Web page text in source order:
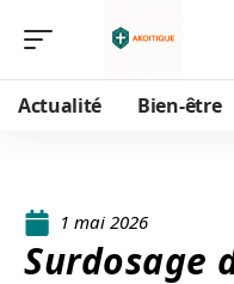
Actualité Bien-être
1 mai 2026
Surdosage